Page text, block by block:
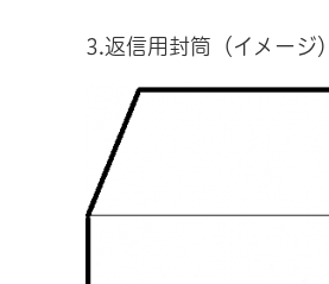
3.返信用封筒（イメージ）